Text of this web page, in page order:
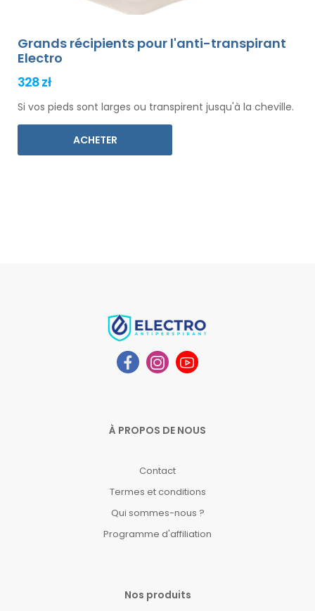
Grands récipients pour l'anti-transpirant
Electro
328 zł
Si vos pieds sont larges ou transpirent jusqu'à la cheville.
ACHETER
À PROPOS DE NOUS
Contact
Termes et conditions
Qui sommes-nous ?
Programme d'affiliation
Nos produits